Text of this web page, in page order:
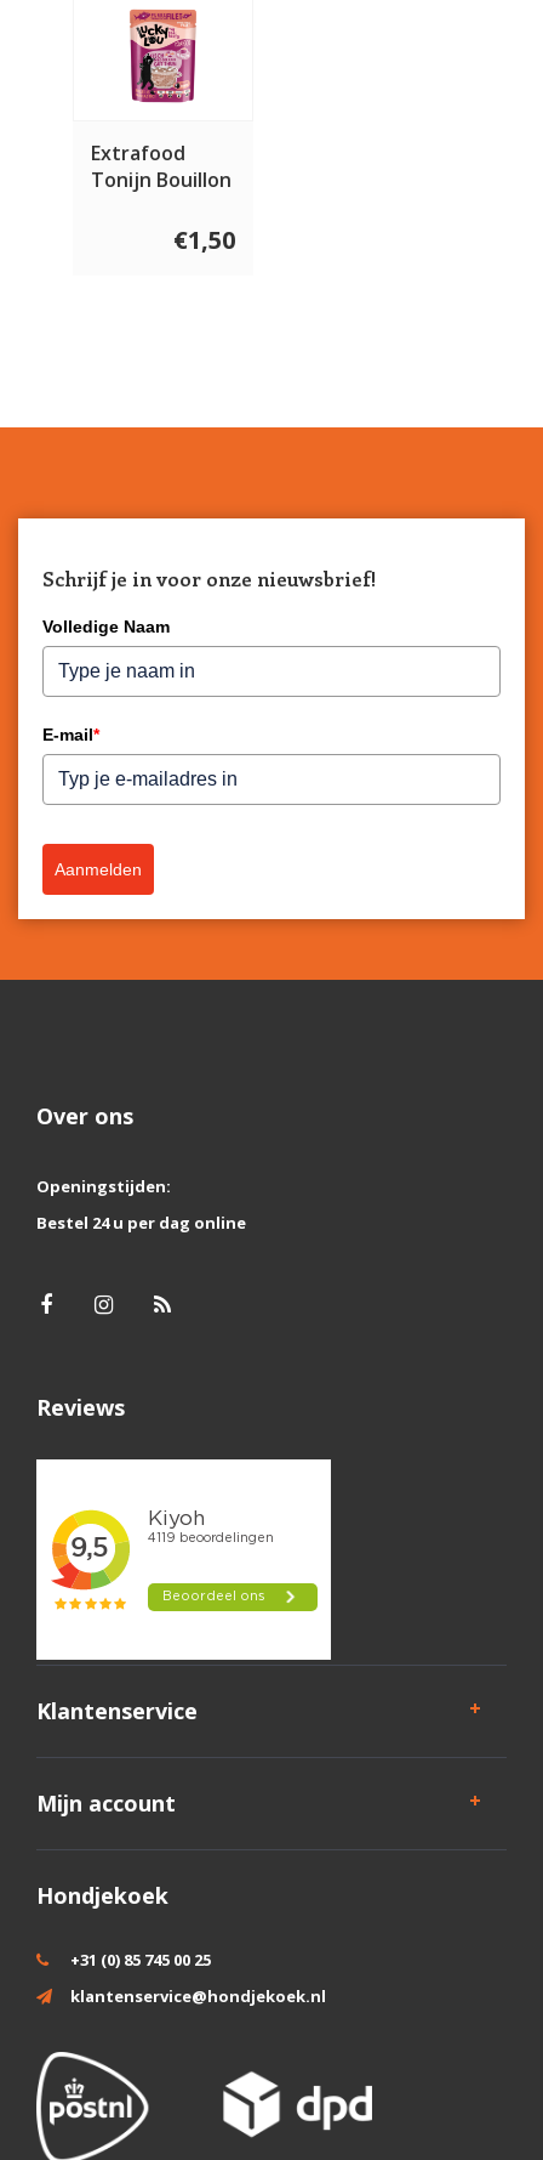
Extrafood
Tonijn Bouillon
€1,50
Schrijf je in voor onze nieuwsbrief!
Volledige Naam
E-mail*
Aanmelden
Over ons
Openingstijden:
Bestel 24 u per dag online
Reviews
Klantenservice
Mijn account
Hondjekoek
+31 (0) 85 745 00 25
klantenservice@hondjekoek.nl